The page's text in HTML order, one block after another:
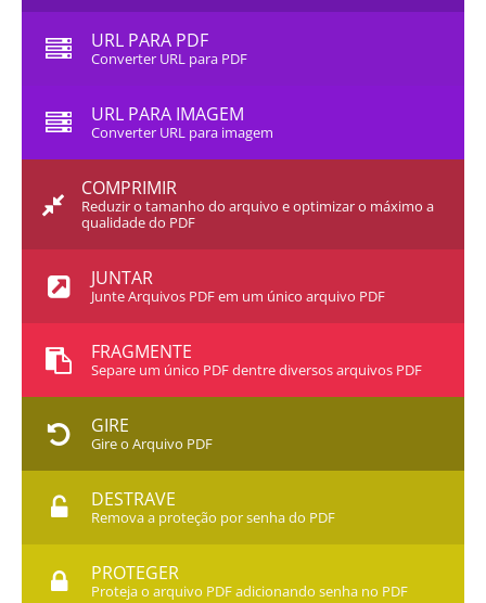
URL PARA PDF
Converter URL para PDF
URL PARA IMAGEM
Converter URL para imagem
COMPRIMIR
Reduzir o tamanho do arquivo e optimizar o máximo a
qualidade do PDF
JUNTAR
Junte Arquivos PDF em um único arquivo PDF
FRAGMENTE
Separe um único PDF dentre diversos arquivos PDF
GIRE
Gire o Arquivo PDF
DESTRAVE
Remova a proteção por senha do PDF
PROTEGER
Proteja o arquivo PDF adicionando senha no PDF